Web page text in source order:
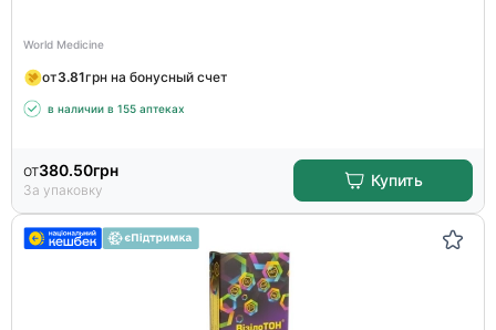
World Medicine
от3.81грн на бонусный счет
в наличии в 155 аптеках
от380.50грн
За упаковку
Купить